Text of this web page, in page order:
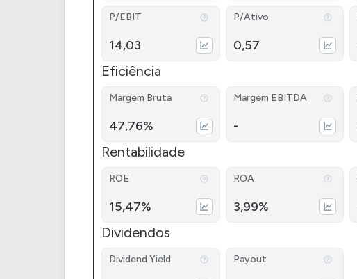
P/EBIT
14,03
P/Ativo
0,57
Eficiência
Margem Bruta
47,76%
Margem EBITDA
-
Rentabilidade
ROE
15,47%
ROA
3,99%
Dividendos
Dividend Yield Payout